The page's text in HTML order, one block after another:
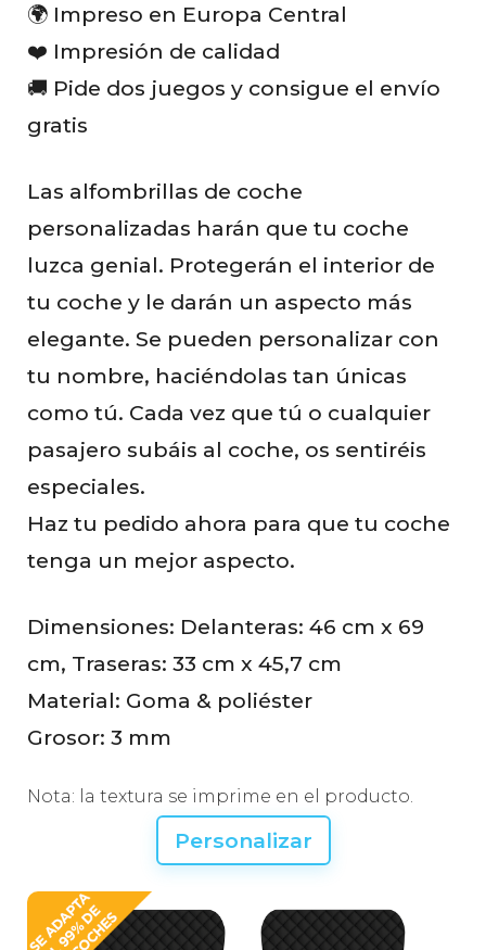
🌍 Impreso en Europa Central
❤️ Impresión de calidad
🚚 Pide dos juegos y consigue el envío
gratis
Las alfombrillas de coche
personalizadas harán que tu coche
luzca genial. Protegerán el interior de
tu coche y le darán un aspecto más
elegante. Se pueden personalizar con
tu nombre, haciéndolas tan únicas
como tú. Cada vez que tú o cualquier
pasajero subáis al coche, os sentiréis
especiales.
Haz tu pedido ahora para que tu coche
tenga un mejor aspecto.
Dimensiones: Delanteras: 46 cm x 69
cm, Traseras: 33 cm x 45,7 cm
Material: Goma & poliéster
Grosor: 3 mm
Nota: la textura se imprime en el producto.
Personalizar